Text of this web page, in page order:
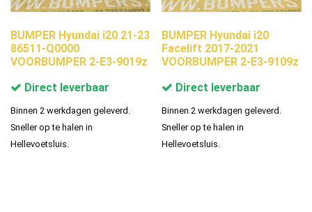
BUMPER Hyundai i20 21-23
86511-Q0000
VOORBUMPER 2-E3-9019z
Direct leverbaar
Binnen 2 werkdagen geleverd.
Sneller op te halen in
Hellevoetsluis.
BUMPER Hyundai i20
Facelift 2017-2021
VOORBUMPER 2-E3-9109z
Direct leverbaar
Binnen 2 werkdagen geleverd.
Sneller op te halen in
Hellevoetsluis.